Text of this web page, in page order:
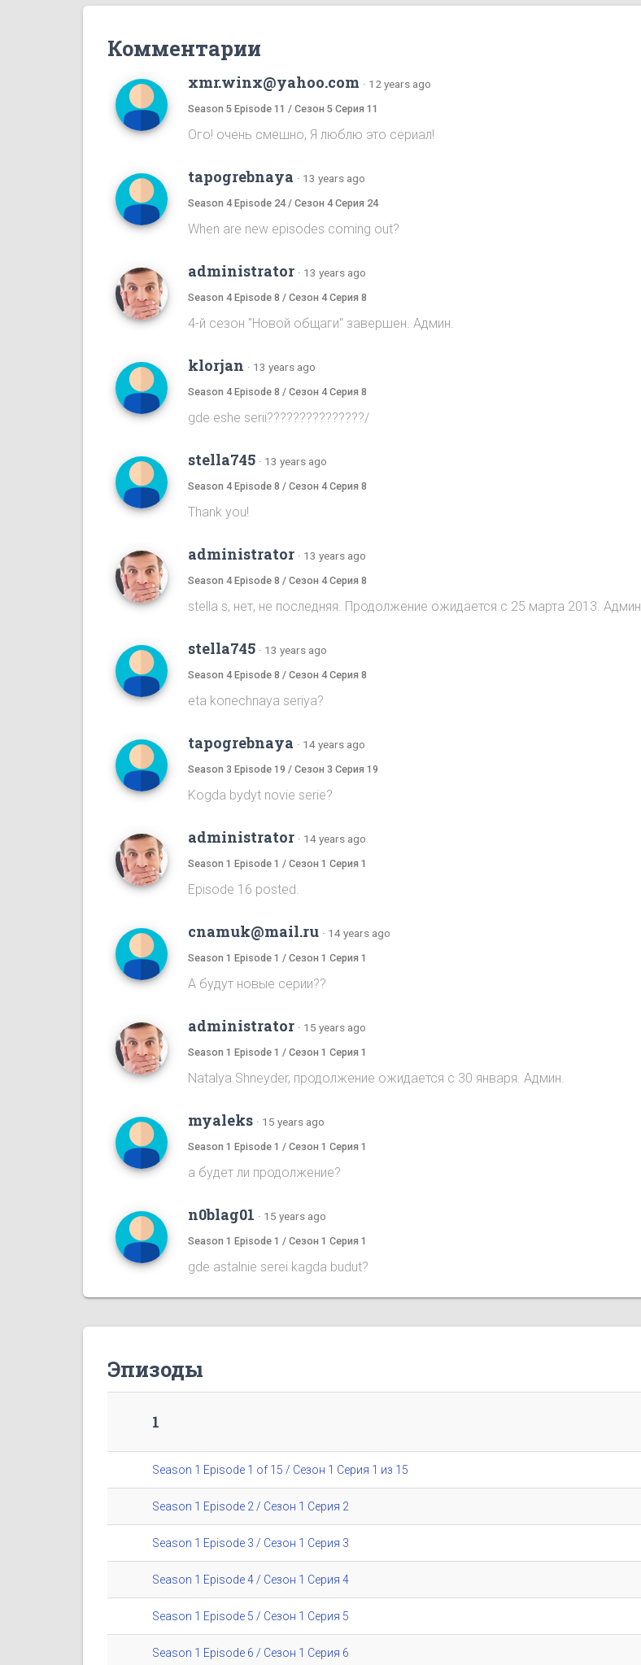
Комментарии
xmr.winx@yahoo.com · 12 years ago
Season 5 Episode 11 / Сезон 5 Серия 11
Ого! очень смешно, Я люблю это сериал!
tapogrebnaya · 13 years ago
Season 4 Episode 24 / Сезон 4 Серия 24
When are new episodes coming out?
administrator · 13 years ago
Season 4 Episode 8 / Сезон 4 Серия 8
4-й сезон "Новой общаги" завершен. Админ.
klorjan · 13 years ago
Season 4 Episode 8 / Сезон 4 Серия 8
gde eshe serii???????????????/
stella745 · 13 years ago
Season 4 Episode 8 / Сезон 4 Серия 8
Thank you!
administrator · 13 years ago
Season 4 Episode 8 / Сезон 4 Серия 8
stella s, нет, не последняя. Продолжение ожидается с 25 марта 2013. Админ.
stella745 · 13 years ago
Season 4 Episode 8 / Сезон 4 Серия 8
eta konechnaya seriya?
tapogrebnaya · 14 years ago
Season 3 Episode 19 / Сезон 3 Серия 19
Kogda bydyt novie serie?
administrator · 14 years ago
Season 1 Episode 1 / Сезон 1 Серия 1
Episode 16 posted.
cnamuk@mail.ru · 14 years ago
Season 1 Episode 1 / Сезон 1 Серия 1
А будут новые серии??
administrator · 15 years ago
Season 1 Episode 1 / Сезон 1 Серия 1
Natalya Shneyder, продолжение ожидается с 30 января. Админ.
myaleks · 15 years ago
Season 1 Episode 1 / Сезон 1 Серия 1
а будет ли продолжение?
n0blag01 · 15 years ago
Season 1 Episode 1 / Сезон 1 Серия 1
gde astalnie serei kagda budut?
Эпизоды
1
Season 1 Episode 1 of 15 / Сезон 1 Серия 1 из 15
Season 1 Episode 2 / Сезон 1 Серия 2
Season 1 Episode 3 / Сезон 1 Серия 3
Season 1 Episode 4 / Сезон 1 Серия 4
Season 1 Episode 5 / Сезон 1 Серия 5
Season 1 Episode 6 / Сезон 1 Серия 6